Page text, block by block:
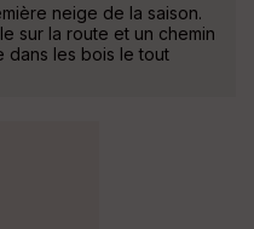
neige de la saison.
sur la route et un chemin
dans les bois le tout